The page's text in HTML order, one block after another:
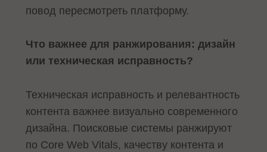
повод пересмотреть платформу.
Что важнее для ранжирования: дизайн
или техническая исправность?
Техническая исправность и релевантность
контента важнее визуально современного
дизайна. Поисковые системы ранжируют
по Core Web Vitals, качеству контента и